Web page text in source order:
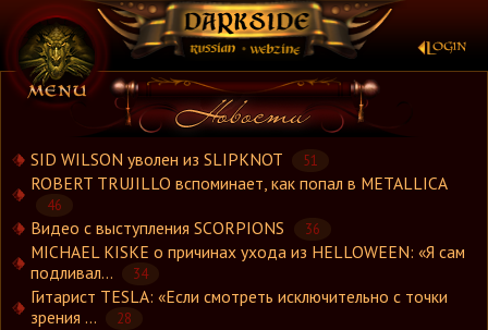
×
Новости
Новости.Рус
Концерты
SID WILSON уволен из SLIPKNOT 51
ROBERT TRUJILLO вспоминает, как попал в METALLICA
46
Видео с выступления SCORPIONS 36
MICHAEL KISKE о причинах ухода из HELLOWEEN: «Я сам
подливал...
34
Гитарист TESLA: «Если смотреть исключительно с точки
зрения ...
28